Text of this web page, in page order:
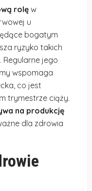
rolę w
u
bogatym
ryzyko takich
Regularne jego
wspomaga
co jest
trymestrze ciąży.
na produkcję
dla zdrowia